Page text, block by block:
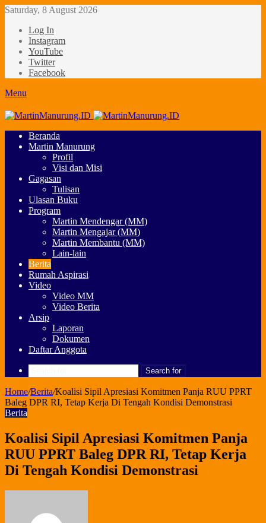
Saturday, 8 August 2026
Log In
Instagram
YouTube
Twitter
Facebook
Menu
Beranda
Martin Manurung
Profil
Visi dan Misi
Gagasan
Tulisan
Ulasan Buku
Program
Martin Mendengar (MM)
Martin Mengajar (MM)
Martin Membantu (MM)
Lain-lain
Berita
Rumah Aspirasi
Video
Video MM
Video Berita
Arsip
Laporan
Dokumen
Daftar Anggota
Search for
Home/Berita/Koalisi Sipil Apresiasi Komitmen Panja RUU PPRT
Baleg DPR RI, Tetap Kerja Di Tengah Kondisi Demonstrasi
Berita
Koalisi Sipil Apresiasi Komitmen Panja
RUU PPRT Baleg DPR RI, Tetap Kerja
Di Tengah Kondisi Demonstrasi